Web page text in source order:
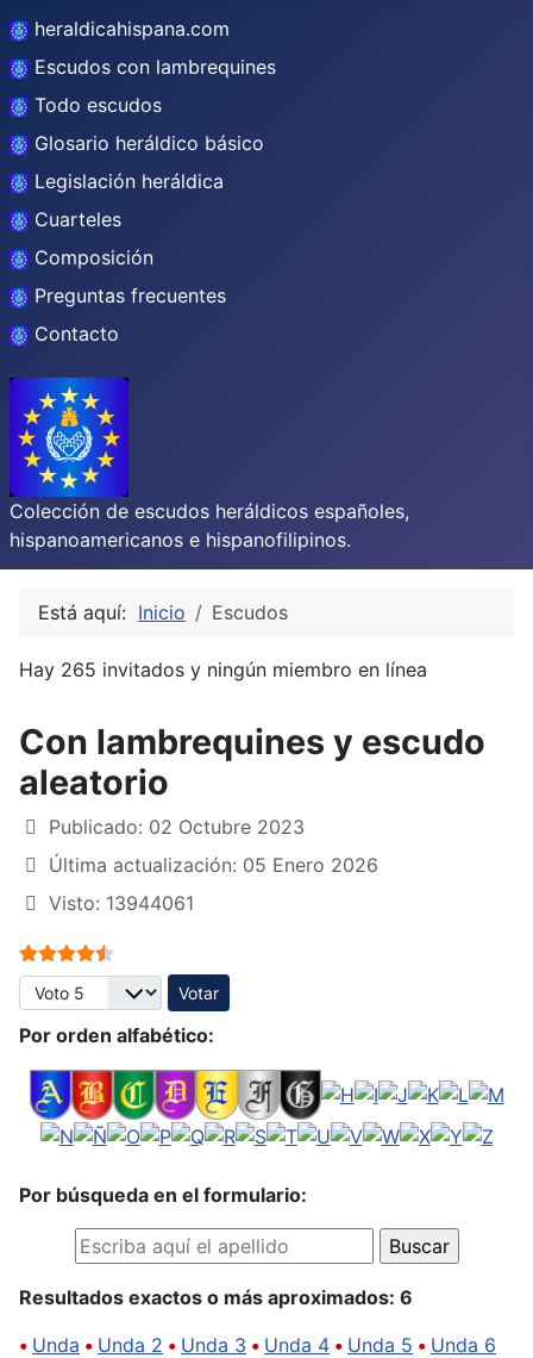
heraldicahispana.com
Escudos con lambrequines
Todo escudos
Glosario heráldico básico
Legislación heráldica
Cuarteles
Composición
Preguntas frecuentes
Contacto
Colección de escudos heráldicos españoles,
hispanoamericanos e hispanofilipinos.
Está aquí: Inicio Escudos
Hay 265 invitados y ningún miembro en línea
Con lambrequines y escudo
aleatorio
Publicado: 02 Octubre 2023
Última actualización: 05 Enero 2026
Visto: 13944061
Ratio:4.5/
Por favor, vote
Por orden alfabético:
Por búsqueda en el formulario:
Resultados exactos o más aproximados: 6
• Unda • Unda 2 • Unda 3 • Unda 4 • Unda 5 • Unda 6